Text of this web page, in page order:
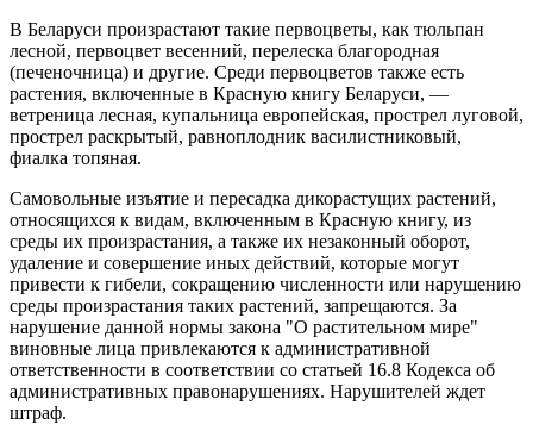
В Беларуси произрастают такие первоцветы, как тюльпан
лесной, первоцвет весенний, перелеска благородная
(печеночница) и другие. Среди первоцветов также есть
растения, включенные в Красную книгу Беларуси, —
ветреница лесная, купальница европейская, прострел луговой,
прострел раскрытый, равноплодник василистниковый,
фиалка топяная.
Самовольные изъятие и пересадка дикорастущих растений,
относящихся к видам, включенным в Красную книгу, из
среды их произрастания, а также их незаконный оборот,
удаление и совершение иных действий, которые могут
привести к гибели, сокращению численности или нарушению
среды произрастания таких растений, запрещаются. За
нарушение данной нормы закона "О растительном мире"
виновные лица привлекаются к административной
ответственности в соответствии со статьей 16.8 Кодекса об
административных правонарушениях. Нарушителей ждет
штраф.